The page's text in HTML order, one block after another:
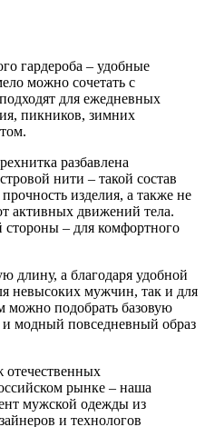
гардероба – удобные
можно сочетать с
для ежедневных
пикников, зимних
разбавлена
нити – такой состав
изделия, а также не
активных движений тела.
– для комфортного
длину, а благодаря удобной
невысоких мужчин, так и для
можно подобрать базовую
и модный повседневный образ
отечественных
рынке – наша
мужской одежды из
и технологов